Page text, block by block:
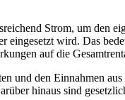
Strom, um den
eingesetzt wird. Das
auf die
und den Einnahmen
hinaus sind